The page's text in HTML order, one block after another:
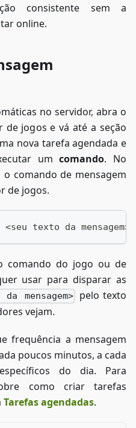
consistente sem a
online.
no servidor, abra o
jogos e vá até a seção
nova tarefa agendada e
umcomando. No
comando de mensagem
de jogos.
<seu texto da mensagem>
comando do jogo ou de
usar para disparar as
mensagem>
pelo texto
vejam.
frequência a mensagem
poucos minutos, a cada
do dia. Para
como criar tarefas
Tarefas agendadas.